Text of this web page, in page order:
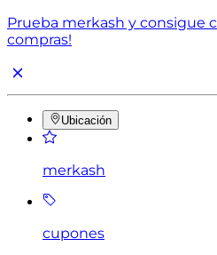
Prueba merkash y consigue
compras!
Ubicación
merkash
cupones